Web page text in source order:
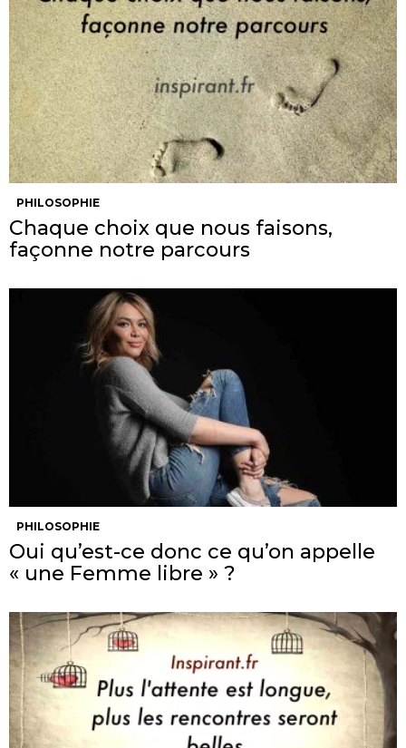
PHILOSOPHIE
Chaque choix que nous faisons,
façonne notre parcours
PHILOSOPHIE
Oui qu’est-ce donc ce qu’on appelle
« une Femme libre » ?